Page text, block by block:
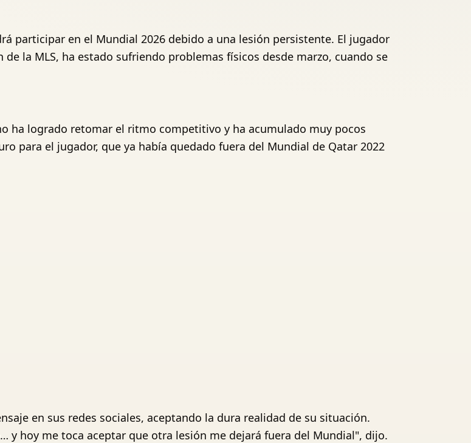
participar en el Mundial 2026 debido a una lesión persistente. El jugador
la MLS, ha estado sufriendo problemas físicos desde marzo, cuando se
ha logrado retomar el ritmo competitivo y ha acumulado muy pocos
para el jugador, que ya había quedado fuera del Mundial de Qatar 2022
en sus redes sociales, aceptando la dura realidad de su situación.
y hoy me toca aceptar que otra lesión me dejará fuera del Mundial", dijo.